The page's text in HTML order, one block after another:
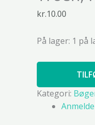
kr.10.00
På lager: 1 på
HOLM.
antal
Kategori: